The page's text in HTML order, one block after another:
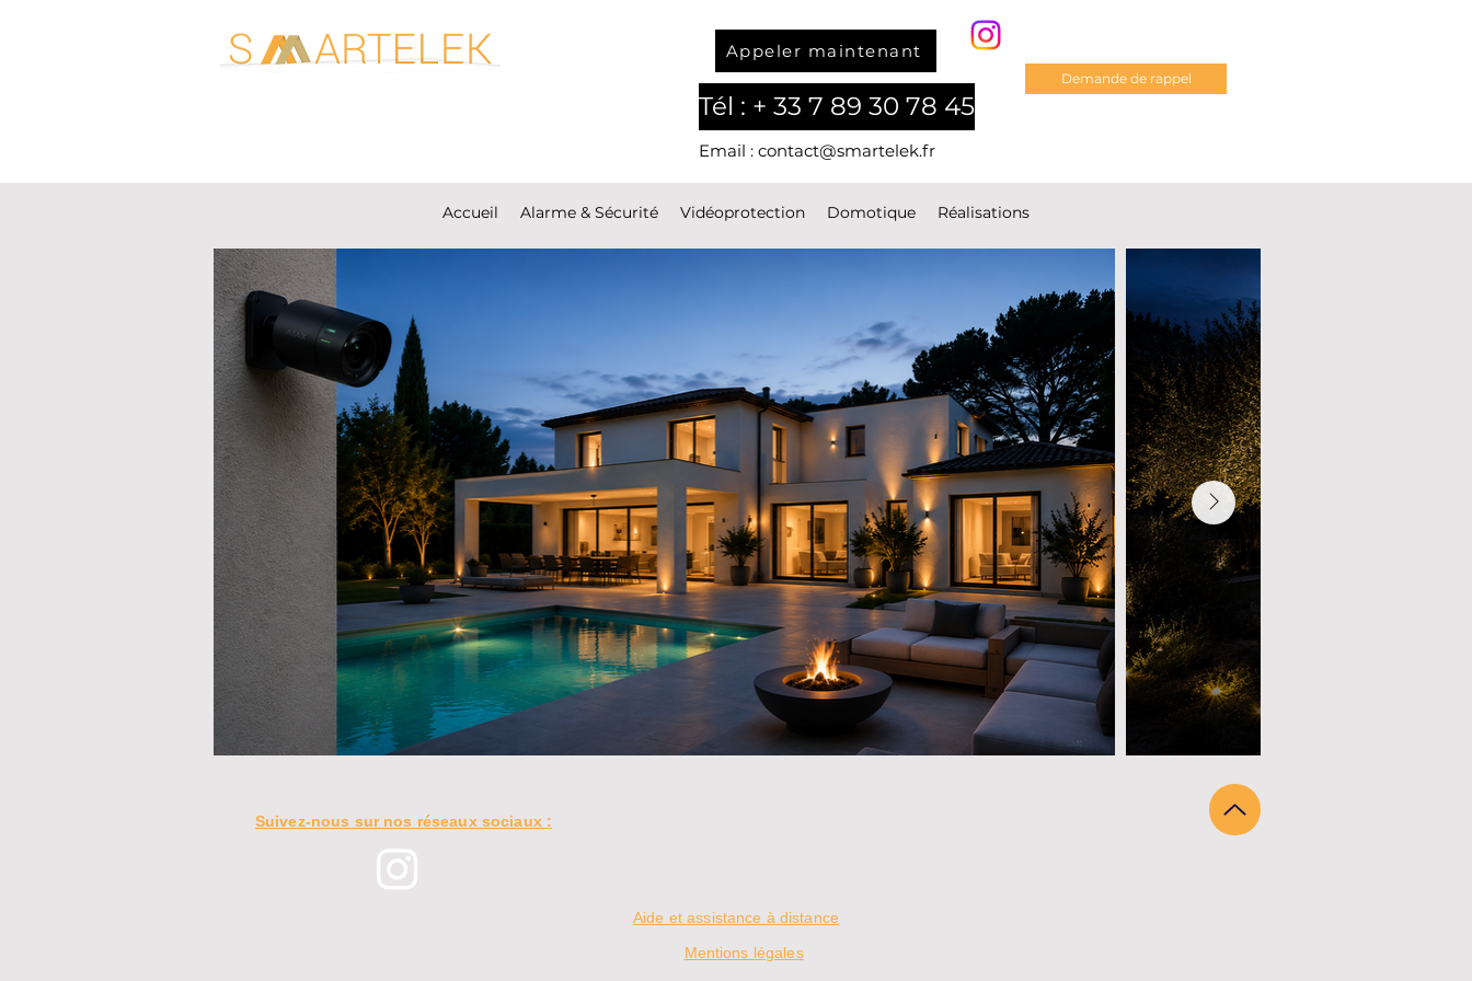
Appeler maintenant
Tél : + 33 7 89 30 78 45
Demande de rappel
Email : contact@smartelek.fr
Accueil Alarme & Sécurité Vidéoprotection Domotique Réalisations
Suivez-nous sur nos réseaux sociaux :
Aide et assistance à distance
Mentions légales